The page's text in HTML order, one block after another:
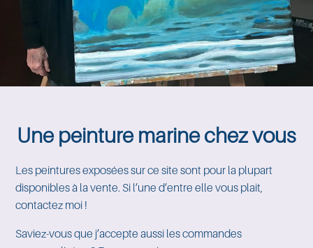
Une peinture marine chez vous
Les peintures exposées sur ce site sont pour la plupart
disponibles à la vente. Si l’une d’entre elle vous plait,
contactez moi !
Saviez-vous que j’accepte aussi les commandes